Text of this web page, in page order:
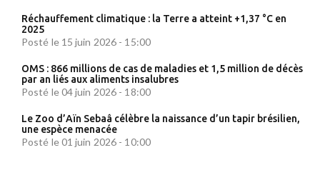
Réchauffement climatique : la Terre a atteint +1,37 °C en
2025
Posté le 15 juin 2026 - 15:00
OMS : 866 millions de cas de maladies et 1,5 million de décès
par an liés aux aliments insalubres
Posté le 04 juin 2026 - 18:00
Le Zoo d’Aïn Sebaâ célèbre la naissance d’un tapir brésilien,
une espèce menacée
Posté le 01 juin 2026 - 10:00